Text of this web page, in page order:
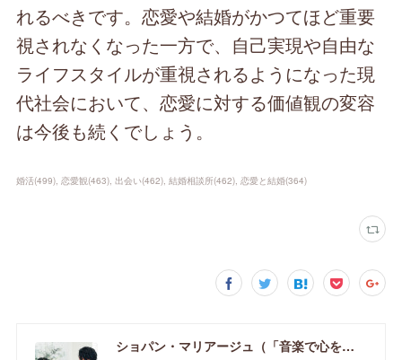
れるべきです。恋愛や結婚がかつてほど重要
視されなくなった一方で、自己実現や自由な
ライフスタイルが重視されるようになった現
代社会において、恋愛に対する価値観の変容
は今後も続くでしょう。
婚活(499) 恋愛観(463) 出会い(462) 結婚相談所(462) 恋愛と結婚(364)
ショパン・マリアージュ（「音楽で心を調律し恋愛心理学でご縁を育てる」釧路市の結婚相談所）/ 全国結婚相談事業者連盟正規加盟店 / cherry-piano.com